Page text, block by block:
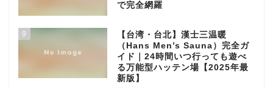
で完全網羅
9
【台湾・台北】漢士三温暖
（Hans Men’s Sauna）完全ガ
イド｜24時間いつ行っても遊べ
る万能型ハッテン場【2025年最
新版】